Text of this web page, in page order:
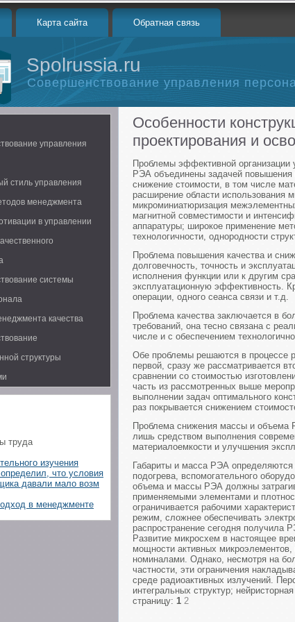
Карта сайта Обратная связь
Spolrussia.ru
Совершенствование управления
управления
стиль управления
менеджмента
в управлении
системы
качества
структуры
труда
изучения
что условия
давали мало возм
в менеджменте
Особенности
проектирования и
Проблемы эффективной организации
РЭА объединены задачей повышения
снижение стоимости, в том числе
расширение области использования
микроминиатюризация
магнитной совместимости и
аппаратуры; широкое применение
технологичности, однородности
Проблема повышения качества и
долговечность, точность и
исполнения функции или к другим
эксплуатационную эффективность.
операции, одного сеанса связи и т.д.
Проблема качества заключается в
требований, она тесно связана с
числе и с обеспечением
Обе проблемы решаются в процессе
первой, сразу же рассматривается
сравнении со стоимостью
часть из рассмотренных выше
выполнении задач оптимального
раз покрывается снижением
Проблема снижения массы и
лишь средством выполнения
материалоемкости и улучшения
Габариты и масса РЭА
подогрева, вспомогательного
объема и массы РЭА должны
применяемыми элементами и
ограничивается рабочими
режим, сложнее обеспечивать
распространение сегодня получила
Развитие микросхем в настоящее
мощности активных
номиналами. Однако, несмотря на
частности, эти ограничения
среде радиоактивных излучений.
интегральных структур;
страницу: 1 2